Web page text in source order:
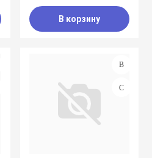
iPhone БУ
В корзину